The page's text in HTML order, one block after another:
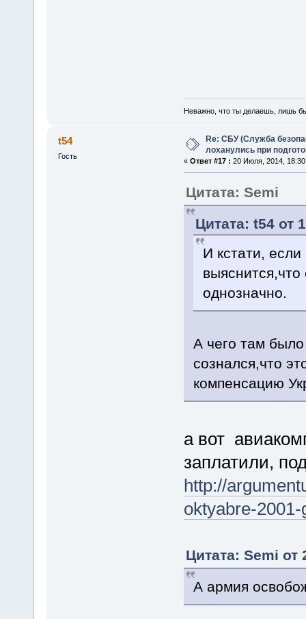
Неважно, что ты делаешь, лишь
t54
Гость
Re: СБУ (Служба
лоханулись при
« Ответ #17 : 20 Июля, 2014,
Цитата: Semi
Цитата: t54 от
И кстати,
однозначно.
А чего там
сознался,что
компенсацию
а вот
заплатили,
http://
oktyabre-2001-
Цитата: Semi
А армия